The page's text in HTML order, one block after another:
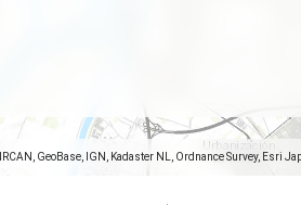
GeoBase, IGN, Kadaster NL, Ordnance Survey,